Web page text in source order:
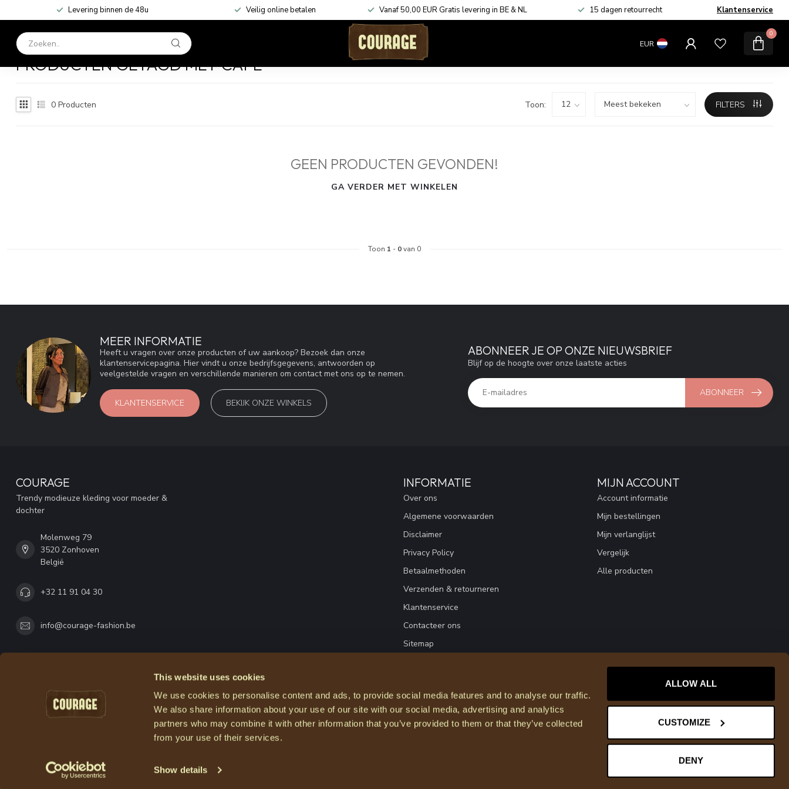
This website uses cookies
We use cookies to personalise content and ads, to provide social media features and to analyse our traffic.
We also share information about your use of our site with our social media, advertising and analytics
partners who may combine it with other information that you’ve provided to them or that they’ve collected
from your use of their services.
Show details
ALLOW ALL
CUSTOMIZE
DENY
Levering binnen de 48u Veilig online betalen Vanaf 50,00 EUR Gratis levering in BE & NL 15 dagen retourrecht Klantenservice
EUR
0
KLEDING ACCESSOIRES KADOBONNEN SHOP THE LOOK MERKEN SALE
Home / Tags
PRODUCTEN GETAGD MET CAPE
0 Producten Toon: FILTERS
GEEN PRODUCTEN GEVONDEN!
GA VERDER MET WINKELEN
Toon 1 - 0van 0
MEER INFORMATIE
Heeft u vragen over onze producten of uw aankoop? Bezoek dan onze
klantenservicepagina. Hier vindt u onze bedrijfsgegevens, antwoorden op
veelgestelde vragen en verschillende manieren om contact met ons op te nemen.
KLANTENSERVICE BEKIJK ONZE WINKELS
ABONNEER JE OP ONZE NIEUWSBRIEF
Blijf op de hoogte over onze laatste acties
ABONNEER
COURAGE
Trendy modieuze kleding voor moeder &
dochter
Molenweg 79
3520 Zonhoven
België
+32 11 91 04 30
info@courage-fashion.be
INFORMATIE
Over ons
Algemene voorwaarden
Disclaimer
Privacy Policy
Betaalmethoden
Verzenden & retourneren
Klantenservice
Contacteer ons
Sitemap
MIJN ACCOUNT
Account informatie
Mijn bestellingen
Mijn verlanglijst
Vergelijk
Alle producten